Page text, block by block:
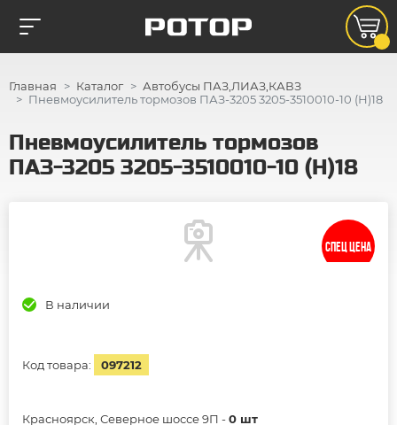
Главная Каталог
Автобусы ПАЗ,ЛИАЗ,КАВЗ
Пневмоусилитель тормозов ПАЗ-3205 3205-3510010-10 (Н)18
Пневмоусилитель тормозов
ПАЗ-3205 3205-3510010-10 (Н)18
СПЕЦ ЦЕНА
В наличии
Код товара: 097212
Красноярск, Северное шоссе 9П -0 шт